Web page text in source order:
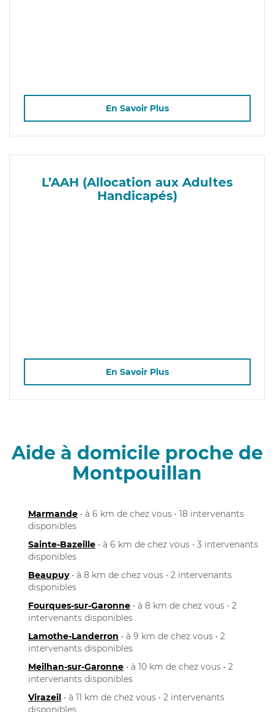
En Savoir Plus
L’AAH (Allocation aux Adultes
Handicapés)
En Savoir Plus
Aide à domicile proche de
Montpouillan
Marmande • à 6 km de chez vous • 18 intervenants
disponibles
Sainte-Bazeille • à 6 km de chez vous • 3 intervenants
disponibles
Beaupuy• à 8 km de chez vous • 2 intervenants
disponibles
Fourques-sur-Garonne • à 8 km de chez vous • 2
intervenants disponibles
Lamothe-Landerron • à 9 km de chez vous • 2
intervenants disponibles
Meilhan-sur-Garonne • à 10 km de chez vous • 2
intervenants disponibles
Virazeil • à 11 km de chez vous • 2 intervenants
disponibles